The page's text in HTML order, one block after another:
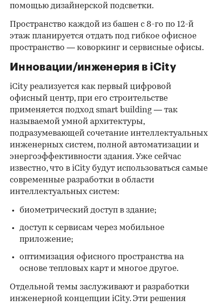
помощью дизайнерской подсветки.
Пространство каждой из башен с 8-го по 12-й
этаж планируется отдать под гибкое офисное
пространство — коворкинг и сервисные офисы.
Инновации/инженерия в iCity
iСity реализуется как первый цифровой
офисный центр, при его строительстве
применяется подход smart building — так
называемой умной архитектуры,
подразумевающей сочетание интеллектуальных
инженерных систем, полной автоматизации и
энергоэффективности здания. Уже сейчас
известно, что в iCity будут использоваться самые
современные разработки в области
интеллектуальных систем:
биометрический доступ в здание;
доступ к сервисам через мобильное
приложение;
оптимизация офисного пространства на
основе тепловых карт и многое другое.
Отдельной темы заслуживают и разработки
инженерной концепции iCity. Эти решения